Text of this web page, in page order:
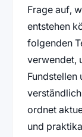
Frage auf,
entstehen
folgenden
verwendet,
Fundstellen
ordnet
und